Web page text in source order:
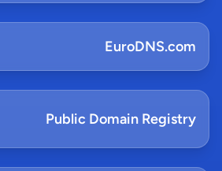
EuroDNS.com
Public Domain Registry